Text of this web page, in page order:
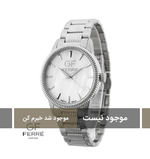
موجود نیست موجود شد خبرم کن